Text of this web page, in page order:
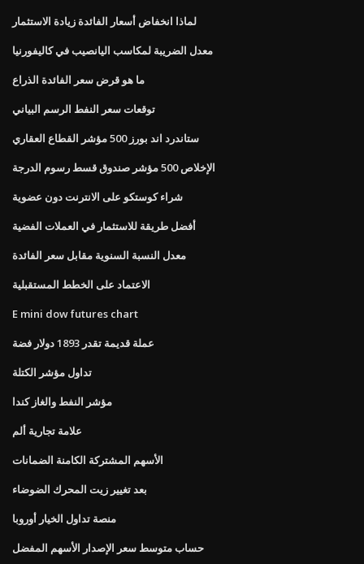
لماذا انخفاض أسعار الفائدة زيادة الاستثمار
معدل الضريبة لمكاسب اليانصيب في كاليفورنيا
ما هو قرض سعر الفائدة الذراع
توقعات سعر النفط الرسم البياني
ستاندرد اند بورز 500 مؤشر القطاع العقاري
الإخلاص 500 مؤشر صندوق قسط رسوم الدرجة
شراء كوستكو على الانترنت دون عضوية
أفضل طريقة للاستثمار في العملات الفضية
معدل النسبة السنوية مقابل سعر الفائدة
الاعتماد على الخطط المستقبلية
E mini dow futures chart
عملة قديمة تقدر 1893 دولار فضة
تداول مؤشر الكتلة
مؤشر النفط والغاز كندا
علامة تجارية ألم
الأسهم المشتركة الكامنة الضمانات
بعد تغيير زيت المحرك الضوضاء
منصة تداول الخيار أوروبا
حساب متوسط ​​سعر الإصدار الأسهم المفضل